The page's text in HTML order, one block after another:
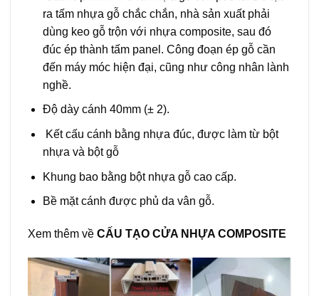
ra tấm nhựa gỗ chắc chắn, nhà sản xuất phải
dùng keo gỗ trộn với nhựa composite, sau đó
đúc ép thành tấm panel. Công đoạn ép gỗ cần
đến máy móc hiện đại, cũng như công nhân lành
nghề.
Độ dày cánh 40mm (± 2).
Kết cấu cánh bằng nhựa đúc, được làm từ bột
nhựa và bột gỗ
Khung bao bằng bột nhựa gỗ cao cấp.
Bề mặt cánh được phủ da vân gỗ.
Xem thêm về CẤU TẠO CỬA NHỰA COMPOSITE